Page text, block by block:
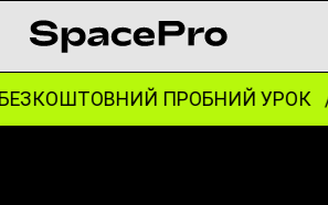
ПРОБНИЙ УРОК